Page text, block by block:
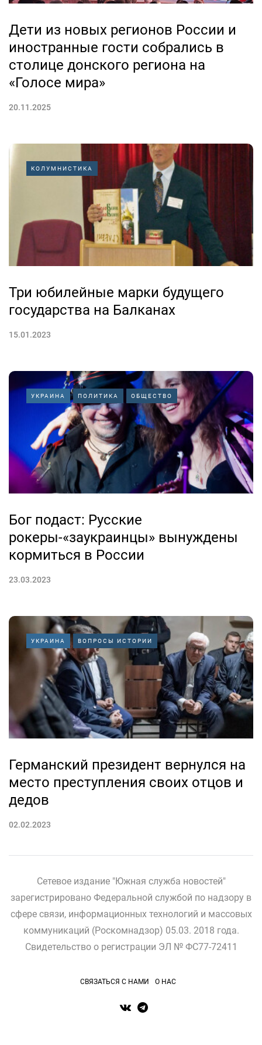
Дети из новых регионов России и
иностранные гости собрались в
столице донского региона на
«Голосе мира»
20.11.2025
КОЛУМНИСТИКА
Три юбилейные марки будущего
государства на Балканах
15.01.2023
УКРАИНА ПОЛИТИКА ОБЩЕСТВО
Бог подаст: Русские
рокеры-«заукраинцы» вынуждены
кормиться в России
23.03.2023
УКРАИНА ВОПРОСЫ ИСТОРИИ
Германский президент вернулся на
место преступления своих отцов и
дедов
02.02.2023
Сетевое издание "Южная служба новостей"
зарегистрировано Федеральной службой по надзору в
сфере связи, информационных технологий и массовых
коммуникаций (Роскомнадзор) 05.03. 2018 года.
Свидетельство о регистрации ЭЛ № ФС77-72411
СВЯЗАТЬСЯ С НАМИ О НАС